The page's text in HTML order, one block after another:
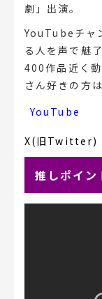
劇」出演。
YouTubeチャ
る人を声で魅了
400作品近く
さん好きの方
YouTube
X(旧Twitter)
推しポイン